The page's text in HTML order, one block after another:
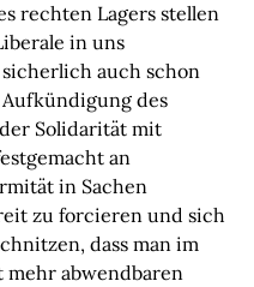
rechten Lagers stellen
in uns
auch schon
des
Solidarität mit
an
in Sachen
zu forcieren und sich
dass man im
abwendbaren